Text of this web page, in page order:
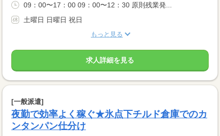
09：00〜17：00 09：00〜12：30 原則残業発...
土曜日 日曜日 祝日
もっと見る
求人詳細を見る
[一般派遣]
夜勤で効率よく稼ぐ★氷点下チルド倉庫でのカ
ンタンパン仕分け